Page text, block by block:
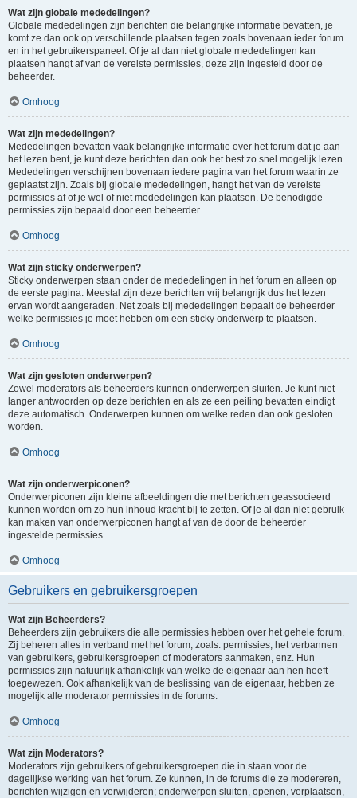
Wat zijn globale mededelingen?
Globale mededelingen zijn berichten die belangrijke informatie bevatten, je
komt ze dan ook op verschillende plaatsen tegen zoals bovenaan ieder forum
en in het gebruikerspaneel. Of je al dan niet globale mededelingen kan
plaatsen hangt af van de vereiste permissies, deze zijn ingesteld door de
beheerder.
Omhoog
Wat zijn mededelingen?
Mededelingen bevatten vaak belangrijke informatie over het forum dat je aan
het lezen bent, je kunt deze berichten dan ook het best zo snel mogelijk lezen.
Mededelingen verschijnen bovenaan iedere pagina van het forum waarin ze
geplaatst zijn. Zoals bij globale mededelingen, hangt het van de vereiste
permissies af of je wel of niet mededelingen kan plaatsen. De benodigde
permissies zijn bepaald door een beheerder.
Omhoog
Wat zijn sticky onderwerpen?
Sticky onderwerpen staan onder de mededelingen in het forum en alleen op
de eerste pagina. Meestal zijn deze berichten vrij belangrijk dus het lezen
ervan wordt aangeraden. Net zoals bij mededelingen bepaalt de beheerder
welke permissies je moet hebben om een sticky onderwerp te plaatsen.
Omhoog
Wat zijn gesloten onderwerpen?
Zowel moderators als beheerders kunnen onderwerpen sluiten. Je kunt niet
langer antwoorden op deze berichten en als ze een peiling bevatten eindigt
deze automatisch. Onderwerpen kunnen om welke reden dan ook gesloten
worden.
Omhoog
Wat zijn onderwerpiconen?
Onderwerpiconen zijn kleine afbeeldingen die met berichten geassocieerd
kunnen worden om zo hun inhoud kracht bij te zetten. Of je al dan niet gebruik
kan maken van onderwerpiconen hangt af van de door de beheerder
ingestelde permissies.
Omhoog
Gebruikers en gebruikersgroepen
Wat zijn Beheerders?
Beheerders zijn gebruikers die alle permissies hebben over het gehele forum.
Zij beheren alles in verband met het forum, zoals: permissies, het verbannen
van gebruikers, gebruikersgroepen of moderators aanmaken, enz. Hun
permissies zijn natuurlijk afhankelijk van welke de eigenaar aan hen heeft
toegewezen. Ook afhankelijk van de beslissing van de eigenaar, hebben ze
mogelijk alle moderator permissies in de forums.
Omhoog
Wat zijn Moderators?
Moderators zijn gebruikers of gebruikersgroepen die in staan voor de
dagelijkse werking van het forum. Ze kunnen, in de forums die ze modereren,
berichten wijzigen en verwijderen; onderwerpen sluiten, openen, verplaatsen,